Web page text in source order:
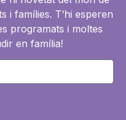
i famílies. T’hi esperen
programats i moltes
en família!